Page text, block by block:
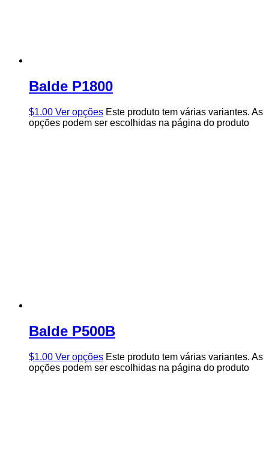
Balde P1800
$1.00 Ver opções Este produto tem várias variantes. As
opções podem ser escolhidas na página do produto
Balde P500B
$1.00 Ver opções Este produto tem várias variantes. As
opções podem ser escolhidas na página do produto